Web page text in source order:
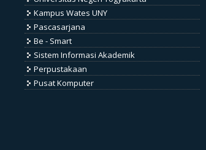
Kampus Wates UNY
Pascasarjana
Be - Smart
Sistem Informasi Akademik
Perpustakaan
Pusat Komputer